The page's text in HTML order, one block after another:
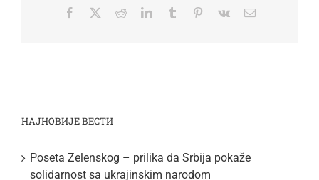
Facebook
TwitterRedditLinkedInTumblr Pinterest
Vk Email
НАЈНОВИЈЕ ВЕСТИ
Poseta Zelenskog – prilika da Srbija pokaže
solidarnost sa ukrajinskim narodom